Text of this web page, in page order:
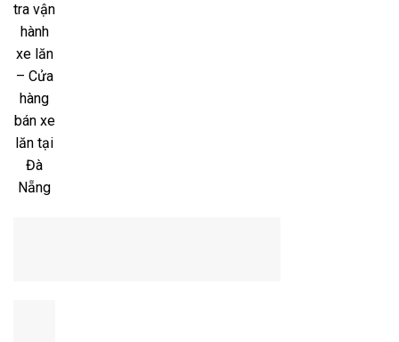
tra vận
hành
xe lăn
– Cửa
hàng
bán xe
lăn tại
Đà
Nẵng